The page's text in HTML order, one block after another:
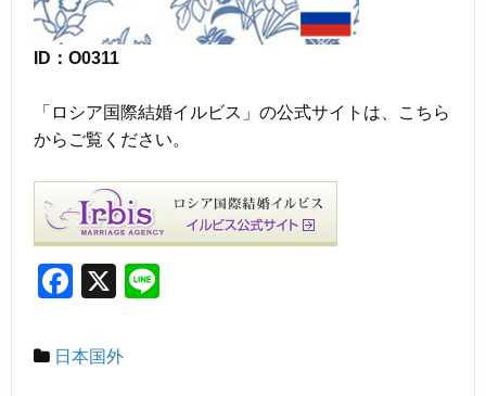
ID：O0311
「ロシア国際結婚イルビス」の公式サイトは、こちら
からご覧ください。
F
c
X
日本国外